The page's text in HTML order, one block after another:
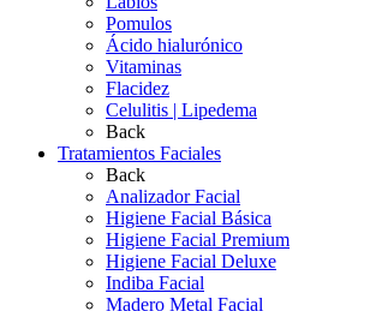
Pomulos
Ácido hialurónico
Vitaminas
Flacidez
Celulitis | Lipedema
Back
Tratamientos Faciales
Back
Analizador Facial
Higiene Facial Básica
Higiene Facial Premium
Higiene Facial Deluxe
Indiba Facial
Madero Metal Facial